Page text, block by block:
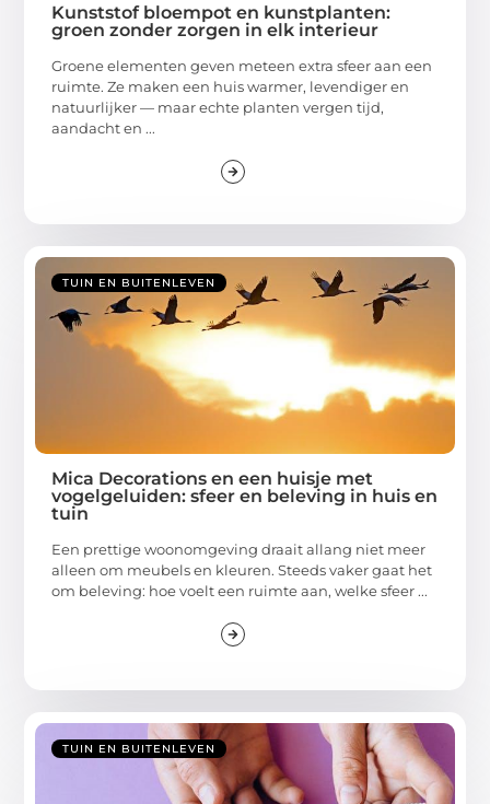
Kunststof bloempot en kunstplanten:
groen zonder zorgen in elk interieur
Groene elementen geven meteen extra sfeer aan een
ruimte. Ze maken een huis warmer, levendiger en
natuurlijker — maar echte planten vergen tijd,
aandacht en ...
TUIN EN BUITENLEVEN
Mica Decorations en een huisje met
vogelgeluiden: sfeer en beleving in huis en
tuin
Een prettige woonomgeving draait allang niet meer
alleen om meubels en kleuren. Steeds vaker gaat het
om beleving: hoe voelt een ruimte aan, welke sfeer ...
TUIN EN BUITENLEVEN